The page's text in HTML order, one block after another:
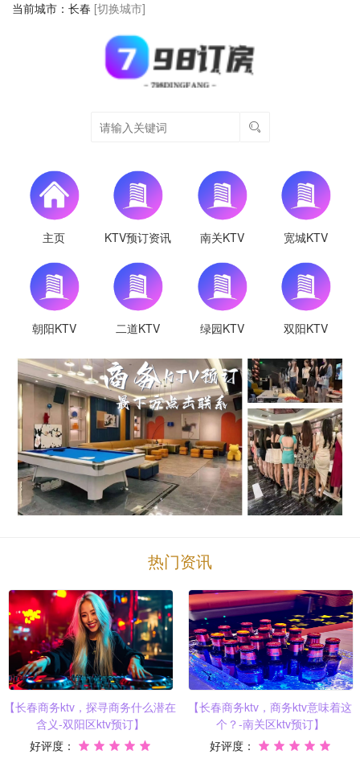
当前城市： 长春 [切换城市]
主页 KTV预订资讯 南关KTV 宽城KTV
朝阳KTV 二道KTV 绿园KTV 双阳KTV
热门资讯
【长春商务ktv，探寻商务什么潜在
含义-双阳区ktv预订】
好评度：
【长春商务ktv，商务ktv意味着这
个？-南关区ktv预订】
好评度：